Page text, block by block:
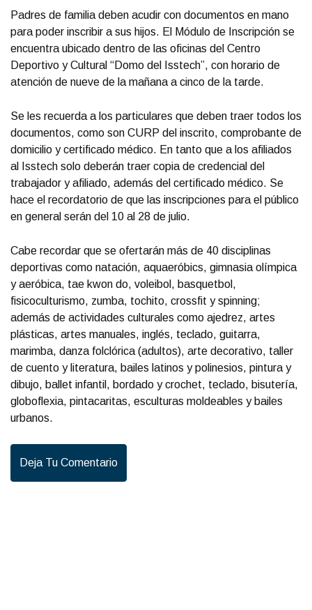
Padres de familia deben acudir con documentos en mano
para poder inscribir a sus hijos. El Módulo de Inscripción se
encuentra ubicado dentro de las oficinas del Centro
Deportivo y Cultural “Domo del Isstech”, con horario de
atención de nueve de la mañana a cinco de la tarde.
Se les recuerda a los particulares que deben traer todos los
documentos, como son CURP del inscrito, comprobante de
domicilio y certificado médico. En tanto que a los afiliados
al Isstech solo deberán traer copia de credencial del
trabajador y afiliado, además del certificado médico. Se
hace el recordatorio de que las inscripciones para el público
en general serán del 10 al 28 de julio.
Cabe recordar que se ofertarán más de 40 disciplinas
deportivas como natación, aquaeróbics, gimnasia olímpica
y aeróbica, tae kwon do, voleibol, basquetbol,
fisicoculturismo, zumba, tochito, crossfit y spinning;
además de actividades culturales como ajedrez, artes
plásticas, artes manuales, inglés, teclado, guitarra,
marimba, danza folclórica (adultos), arte decorativo, taller
de cuento y literatura, bailes latinos y polinesios, pintura y
dibujo, ballet infantil, bordado y crochet, teclado, bisutería,
globoflexia, pintacaritas, esculturas moldeables y bailes
urbanos.
Deja Tu Comentario